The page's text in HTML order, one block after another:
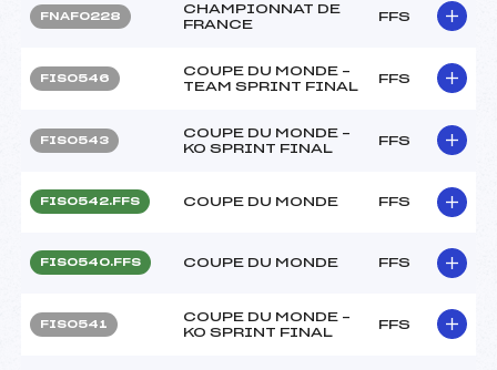
FNAF0228
CHAMPIONNAT DE
FRANCE
FFS
FIS0546
COUPE DU MONDE –
TEAM SPRINT FINAL
FFS
FIS0543
COUPE DU MONDE –
KO SPRINT FINAL
FFS
FIS0542.FFS COUPE DU MONDE FFS
FIS0540.FFS COUPE DU MONDE FFS
FIS0541
COUPE DU MONDE –
KO SPRINT FINAL
FFS